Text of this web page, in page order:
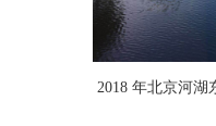
2018 年北京河